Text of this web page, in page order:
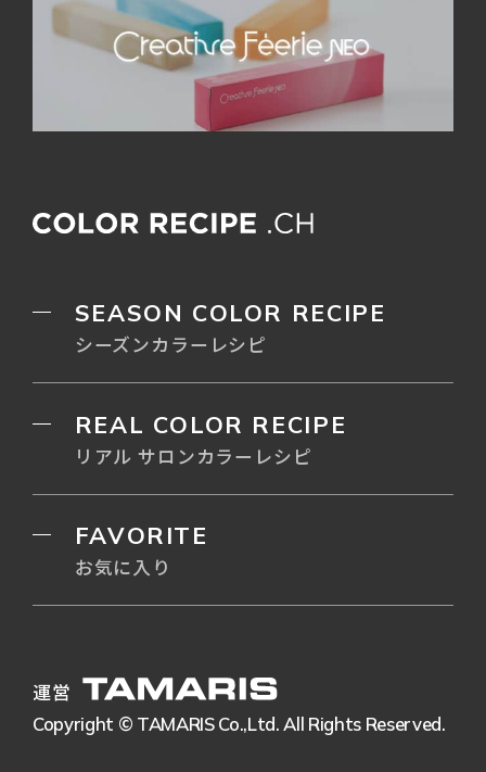
SEASON COLOR RECIPE
シーズンカラーレシピ
REAL COLOR RECIPE
リアル サロンカラーレシピ
FAVORITE
お気に入り
運営
Copyright © TAMARIS Co.,Ltd. All Rights Reserved.